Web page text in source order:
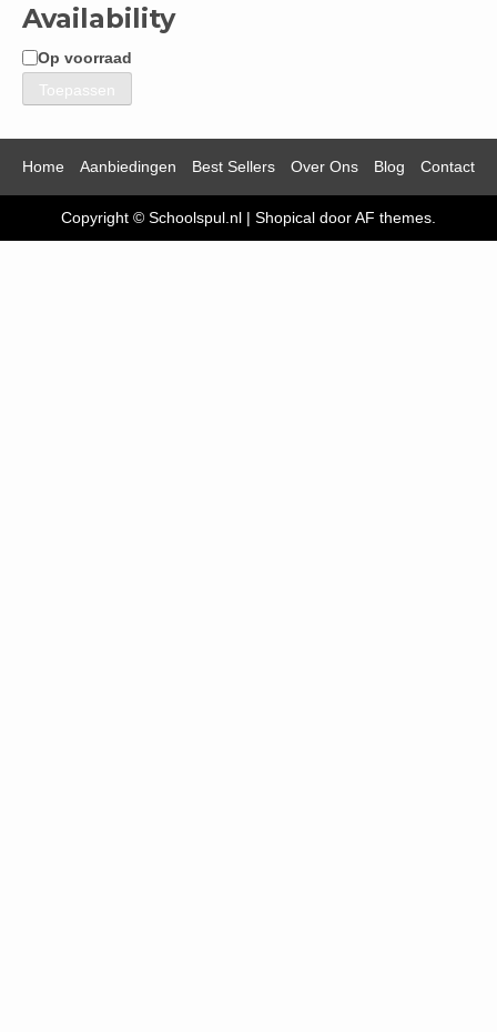
Availability
Beschikbaarheid
Op voorraad
Toepassen
Home Aanbiedingen Best Sellers Over Ons Blog Contact
Copyright © Schoolspul.nl | Shopical door AF themes.